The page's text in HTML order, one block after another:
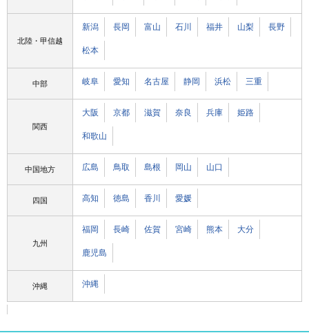
北陸・甲信越
新潟 長岡 富山 石川 福井 山梨 長野
松本
中部 岐阜 愛知 名古屋 静岡 浜松 三重
関西
大阪 京都 滋賀 奈良 兵庫 姫路
和歌山
中国地方 広島 鳥取 島根 岡山 山口
四国 高知 徳島 香川 愛媛
九州
福岡 長崎 佐賀 宮崎 熊本 大分
鹿児島
沖縄 沖縄